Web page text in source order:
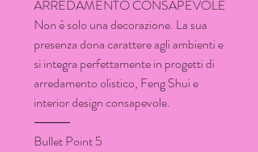
ARREDAMENTO CONSAPEVOLE
Non è solo una decorazione. La sua
presenza dona carattere agli ambienti e
si integra perfettamente in progetti di
arredamento olistico, Feng Shui e
interior design consapevole.
⸻
Bullet Point 5